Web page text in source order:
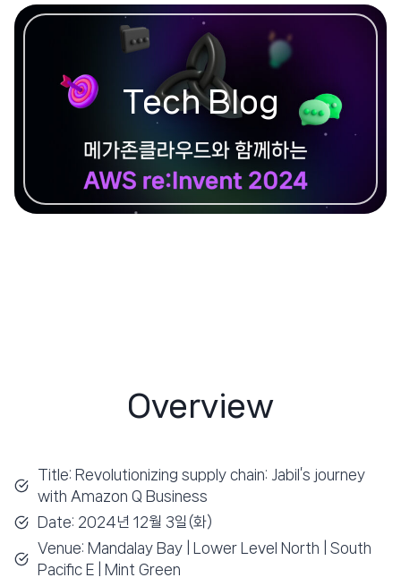
Tech Blog
Overview
Title: Revolutionizing supply chain: Jabil’s journey
with Amazon Q Business
Date: 2024년 12월 3일(화)
Venue: Mandalay Bay | Lower Level North | South
Pacific E | Mint Green